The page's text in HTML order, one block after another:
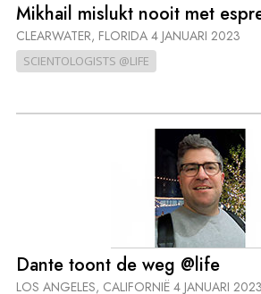
Mikhail mislukt nooit met
CLEARWATER, FLORIDA 4 JANUARI 2023
SCIENTOLOGISTS @LIFE
Dante toont de weg @life
LOS ANGELES, CALIFORNIË 4 JANUARI 2023